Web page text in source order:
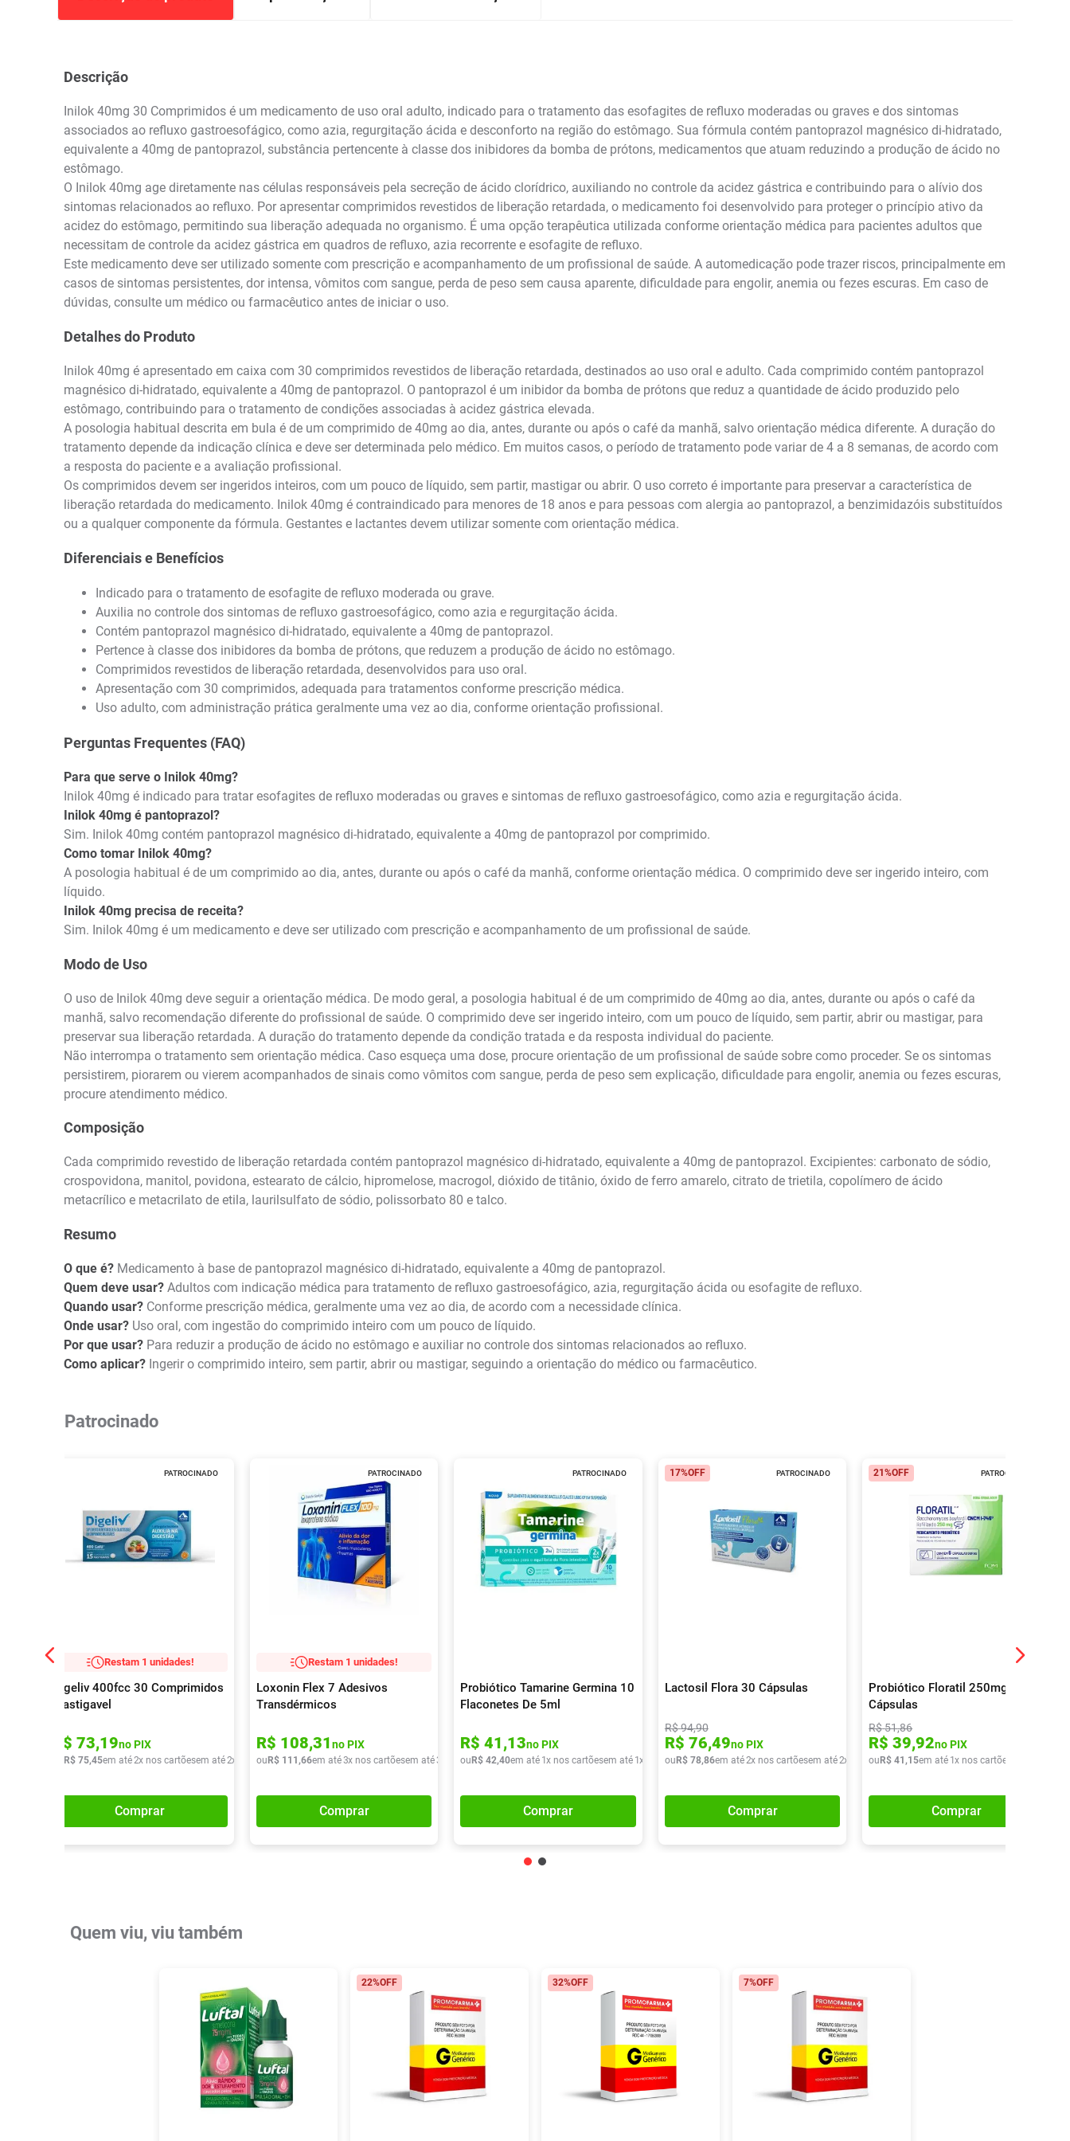
Descrição
Inilok 40mg 30 Comprimidos é um medicamento de uso oral adulto, indicado para o tratamento das esofagites de refluxo moderadas ou graves e dos sintomas
associados ao refluxo gastroesofágico, como azia, regurgitação ácida e desconforto na região do estômago. Sua fórmula contém pantoprazol magnésico di-hidratado,
equivalente a 40mg de pantoprazol, substância pertencente à classe dos inibidores da bomba de prótons, medicamentos que atuam reduzindo a produção de ácido no
estômago.
O Inilok 40mg age diretamente nas células responsáveis pela secreção de ácido clorídrico, auxiliando no controle da acidez gástrica e contribuindo para o alívio dos
sintomas relacionados ao refluxo. Por apresentar comprimidos revestidos de liberação retardada, o medicamento foi desenvolvido para proteger o princípio ativo da
acidez do estômago, permitindo sua liberação adequada no organismo. É uma opção terapêutica utilizada conforme orientação médica para pacientes adultos que
necessitam de controle da acidez gástrica em quadros de refluxo, azia recorrente e esofagite de refluxo.
Este medicamento deve ser utilizado somente com prescrição e acompanhamento de um profissional de saúde. A automedicação pode trazer riscos, principalmente em
casos de sintomas persistentes, dor intensa, vômitos com sangue, perda de peso sem causa aparente, dificuldade para engolir, anemia ou fezes escuras. Em caso de
dúvidas, consulte um médico ou farmacêutico antes de iniciar o uso.
Detalhes do Produto
Inilok 40mg é apresentado em caixa com 30 comprimidos revestidos de liberação retardada, destinados ao uso oral e adulto. Cada comprimido contém pantoprazol
magnésico di-hidratado, equivalente a 40mg de pantoprazol. O pantoprazol é um inibidor da bomba de prótons que reduz a quantidade de ácido produzido pelo
estômago, contribuindo para o tratamento de condições associadas à acidez gástrica elevada.
A posologia habitual descrita em bula é de um comprimido de 40mg ao dia, antes, durante ou após o café da manhã, salvo orientação médica diferente. A duração do
tratamento depende da indicação clínica e deve ser determinada pelo médico. Em muitos casos, o período de tratamento pode variar de 4 a 8 semanas, de acordo com
a resposta do paciente e a avaliação profissional.
Os comprimidos devem ser ingeridos inteiros, com um pouco de líquido, sem partir, mastigar ou abrir. O uso correto é importante para preservar a característica de
liberação retardada do medicamento. Inilok 40mg é contraindicado para menores de 18 anos e para pessoas com alergia ao pantoprazol, a benzimidazóis substituídos
ou a qualquer componente da fórmula. Gestantes e lactantes devem utilizar somente com orientação médica.
Diferenciais e Benefícios
Indicado para o tratamento de esofagite de refluxo moderada ou grave.
Auxilia no controle dos sintomas de refluxo gastroesofágico, como azia e regurgitação ácida.
Contém pantoprazol magnésico di-hidratado, equivalente a 40mg de pantoprazol.
Pertence à classe dos inibidores da bomba de prótons, que reduzem a produção de ácido no estômago.
Comprimidos revestidos de liberação retardada, desenvolvidos para uso oral.
Apresentação com 30 comprimidos, adequada para tratamentos conforme prescrição médica.
Uso adulto, com administração prática geralmente uma vez ao dia, conforme orientação profissional.
Perguntas Frequentes (FAQ)
Para que serve o Inilok 40mg?
Inilok 40mg é indicado para tratar esofagites de refluxo moderadas ou graves e sintomas de refluxo gastroesofágico, como azia e regurgitação ácida.
Inilok 40mg é pantoprazol?
Sim. Inilok 40mg contém pantoprazol magnésico di-hidratado, equivalente a 40mg de pantoprazol por comprimido.
Como tomar Inilok 40mg?
A posologia habitual é de um comprimido ao dia, antes, durante ou após o café da manhã, conforme orientação médica. O comprimido deve ser ingerido inteiro, com
líquido.
Inilok 40mg precisa de receita?
Sim. Inilok 40mg é um medicamento e deve ser utilizado com prescrição e acompanhamento de um profissional de saúde.
Modo de Uso
O uso de Inilok 40mg deve seguir a orientação médica. De modo geral, a posologia habitual é de um comprimido de 40mg ao dia, antes, durante ou após o café da
manhã, salvo recomendação diferente do profissional de saúde. O comprimido deve ser ingerido inteiro, com um pouco de líquido, sem partir, abrir ou mastigar, para
preservar sua liberação retardada. A duração do tratamento depende da condição tratada e da resposta individual do paciente.
Não interrompa o tratamento sem orientação médica. Caso esqueça uma dose, procure orientação de um profissional de saúde sobre como proceder. Se os sintomas
persistirem, piorarem ou vierem acompanhados de sinais como vômitos com sangue, perda de peso sem explicação, dificuldade para engolir, anemia ou fezes escuras,
procure atendimento médico.
Composição
Cada comprimido revestido de liberação retardada contém pantoprazol magnésico di-hidratado, equivalente a 40mg de pantoprazol. Excipientes: carbonato de sódio,
crospovidona, manitol, povidona, estearato de cálcio, hipromelose, macrogol, dióxido de titânio, óxido de ferro amarelo, citrato de trietila, copolímero de ácido
metacrílico e metacrilato de etila, laurilsulfato de sódio, polissorbato 80 e talco.
Resumo
O que é? Medicamento à base de pantoprazol magnésico di-hidratado, equivalente a 40mg de pantoprazol.
Quem deve usar? Adultos com indicação médica para tratamento de refluxo gastroesofágico, azia, regurgitação ácida ou esofagite de refluxo.
Quando usar? Conforme prescrição médica, geralmente uma vez ao dia, de acordo com a necessidade clínica.
Onde usar? Uso oral, com ingestão do comprimido inteiro com um pouco de líquido.
Por que usar? Para reduzir a produção de ácido no estômago e auxiliar no controle dos sintomas relacionados ao refluxo.
Como aplicar? Ingerir o comprimido inteiro, sem partir, abrir ou mastigar, seguindo a orientação do médico ou farmacêutico.
Patrocinado
PATROCINADO
Restam 1 unidades!
Digeliv 400fcc 30 Comprimidos
Mastigavel
R$ 73,19no PIX
R$ 75,45em até2x nos cartõesem até2x de R$ 37,72
Comprar
PATROCINADO
Restam 1 unidades!
Loxonin Flex 7 Adesivos
Transdérmicos
R$ 108,31no PIX
ou R$ 111 ,66em até3x nos cartõesem até3 R$ 37,22
Comprar
PATROCINADO
Probiótico Tamarine Germina 10
Flaconetes De 5ml
R$ 41,13no PIX
ou R$ 42,40em até 1x nos cartõesem até 1x de R$ 42,40
Comprar
PATROCINADO
17%OFF
Lactosil Flora 30 Cápsulas
R$94,90
R$ 76,49no PIX
ou R$ 78,86em até2x nos cartõesem até2x de R$ 39,43
Comprar
PATROCINADO
21%OFF
Probiótico Floratil 250mg 6
Cápsulas
R$51,86
R$ 39,92no PIX
ou R$ 41 ,15em até 1x nos cartões
Comprar
Quem viu, viu também
22%OFF 32%OFF 7%OFF